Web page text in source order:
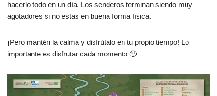
hacerlo todo en un día. Los senderos terminan siendo muy
agotadores si no estás en buena forma física.
¡Pero mantén la calma y disfrútalo en tu propio tiempo! Lo
importante es disfrutar cada momento 🙂